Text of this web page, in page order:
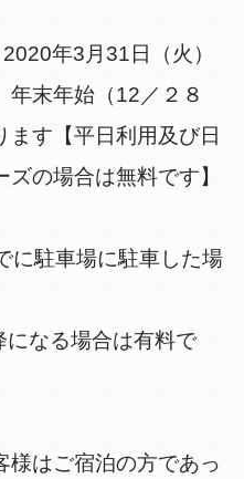
年3月31日（火）
年末年始（12／２８
ます【平日利用及び日
の場合は無料です】
に駐車場に駐車した場
になる場合は有料で
様はご宿泊の方であっ